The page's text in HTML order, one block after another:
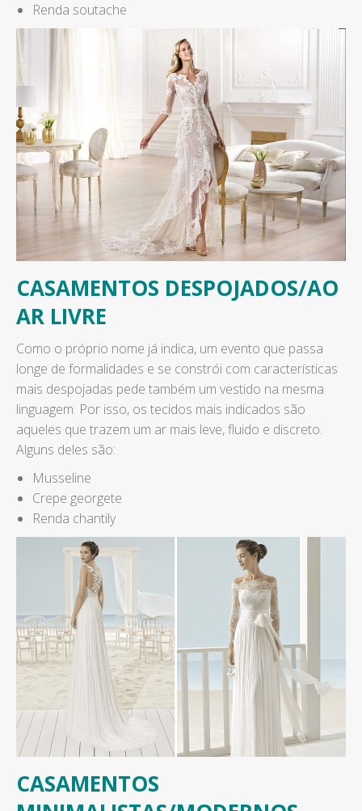
Renda soutache
CASAMENTOS DESPOJADOS/AO
AR LIVRE
Como o próprio nome já indica, um evento que passa
longe de formalidades e se constrói com características
mais despojadas pede também um vestido na mesma
linguagem. Por isso, os tecidos mais indicados são
aqueles que trazem um ar mais leve, fluido e discreto.
Alguns deles são:
Musseline
Crepe georgete
Renda chantily
CASAMENTOS